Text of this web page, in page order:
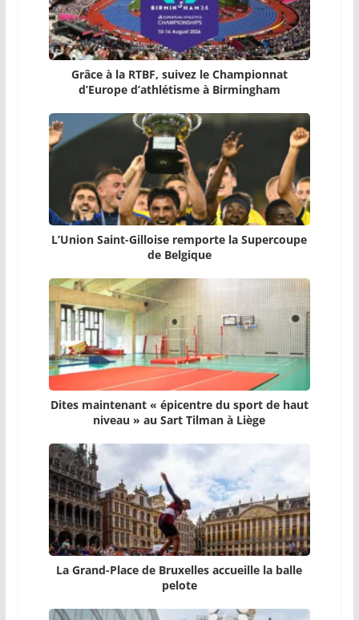
Grâce à la RTBF, suivez le Championnat
d’Europe d’athlétisme à Birmingham
L’Union Saint-Gilloise remporte la Supercoupe
de Belgique
Dites maintenant « épicentre du sport de haut
niveau » au Sart Tilman à Liège
La Grand-Place de Bruxelles accueille la balle
pelote